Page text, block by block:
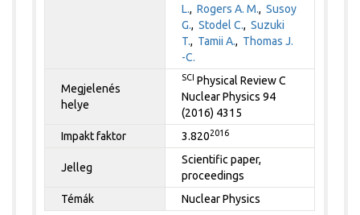
L.,Rogers A. M.,Susoy
G.,Stodel C.,Suzuki
T., Tamii A., Thomas J.
-C.
Megjelenés
helye
SCI Physical Review C
Nuclear Physics 94
(2016) 4315
Impakt faktor
3.8202016
Jelleg
Scientific paper,
proceedings
Témák
Nuclear Physics